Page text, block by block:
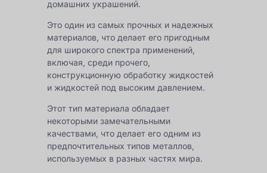
домашних украшений.
Это один из самых прочных и надежных
материалов, что делает его пригодным
для широкого спектра применений,
включая, среди прочего,
конструкционную обработку жидкостей
и жидкостей под высоким давлением.
Этот тип материала обладает
некоторыми замечательными
качествами, что делает его одним из
предпочтительных типов металлов,
используемых в разных частях мира.